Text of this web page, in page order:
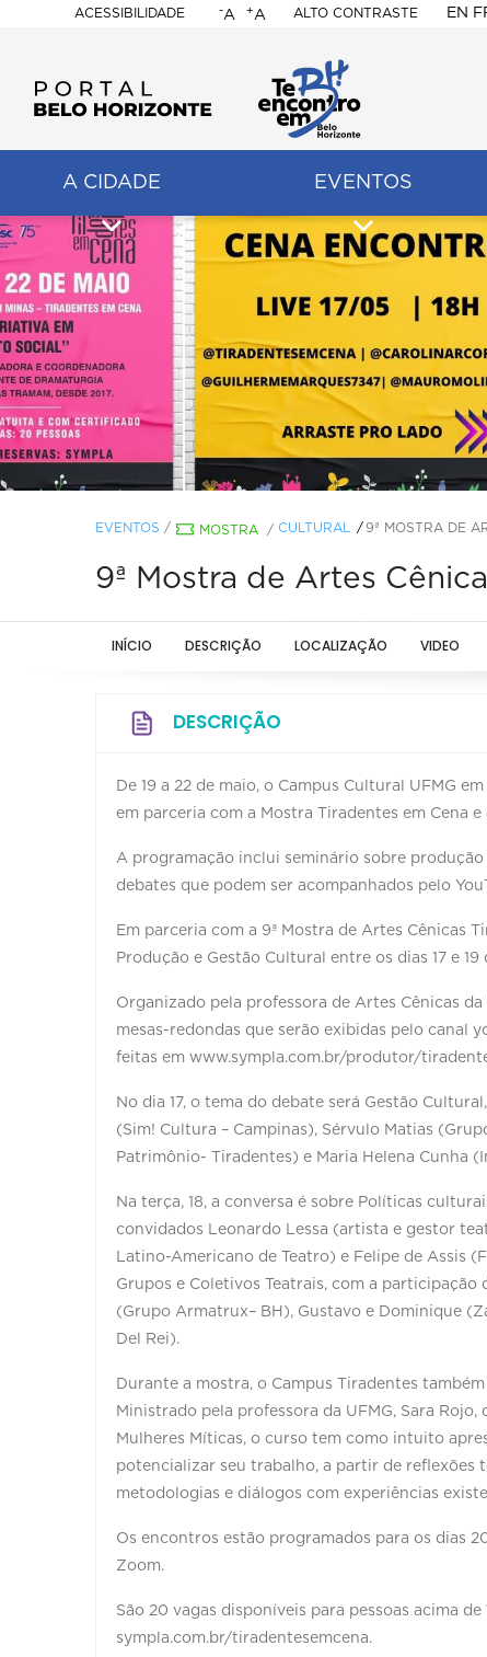
ACESSIBILIDADE
BELO
HORIZONTE
-A +A ALTO CONTRASTE EN
A CIDADE EVENTOS
EVENTOS / MOSTRA / CULTURAL 9ª MOSTRA DE
9ª Mostra de Artes
INÍCIO DESCRIÇÃO LOCALIZAÇÃO VIDEO
DESCRIÇÃO
De 19 a 22 de maio, o Campus Cultural UFMG
em parceria com a Mostra Tiradentes em Cena e
A programação inclui seminário sobre
debates que podem ser acompanhados pelo
Em parceria com a 9ª Mostra de Artes Cênicas
Produção e Gestão Cultural entre os dias 17 e 19
Organizado pela professora de Artes Cênicas
mesas-redondas que serão exibidas pelo canal
feitas em www.sympla.com.br/produtor/
No dia 17, o tema do debate será Gestão
(Sim! Cultura – Campinas), Sérvulo Matias
Patrimônio- Tiradentes) e Maria Helena Cunha
Na terça, 18, a conversa é sobre Políticas
convidados Leonardo Lessa (artista e gestor
Latino-Americano de Teatro) e Felipe de Assis
Grupos e Coletivos Teatrais, com a
(Grupo Armatrux– BH), Gustavo e Dominique
Del Rei).
Durante a mostra, o Campus Tiradentes
Ministrado pela professora da UFMG, Sara
Mulheres Míticas, o curso tem como intuito
potencializar seu trabalho, a partir de reflexões
metodologias e diálogos com experiências
Os encontros estão programados para os dias
Zoom.
São 20 vagas disponíveis para pessoas acima
sympla.com.br/tiradentesemcena.